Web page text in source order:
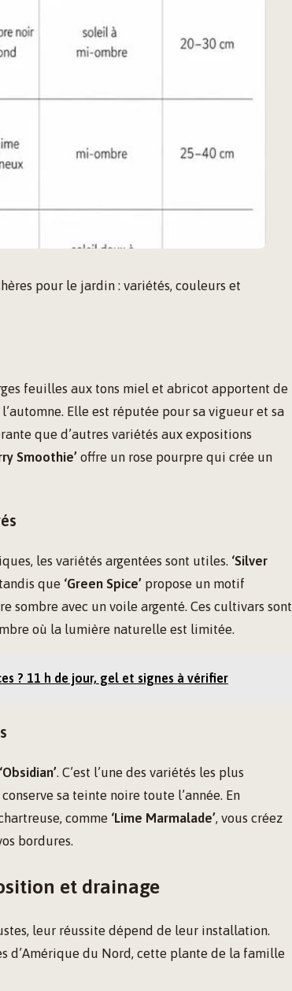
pour le jardin : variétés, couleurs et
feuilles aux tons miel et abricot apportent de
Elle est réputée pour sa vigueur et sa
que d’autres variétés aux expositions
Smoothie’ offre un rose pourpre qui crée un
les variétés argentées sont utiles. ‘Silver
que ‘Green Spice’ propose un motif
sombre avec un voile argenté. Ces cultivars sont
où la lumière naturelle est limitée.
? 11 h de jour, gel et signes à vérifier
‘Obsidian’. C’est l’une des variétés les plus
sa teinte noire toute l’année. En
comme ‘Lime Marmalade’, vous créez
bordures.
et drainage
leur réussite dépend de leur installation.
d’Amérique du Nord, cette plante de la famille